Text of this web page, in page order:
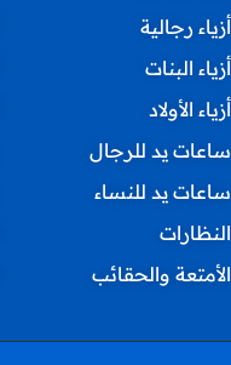
أزياء رجالية
أزياء البنات
أزياء الأولاد
ساعات يد للرجال
ساعات يد للنساء
النظارات
الأمتعة والحقائب